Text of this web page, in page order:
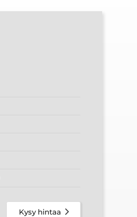
Kysy hintaa